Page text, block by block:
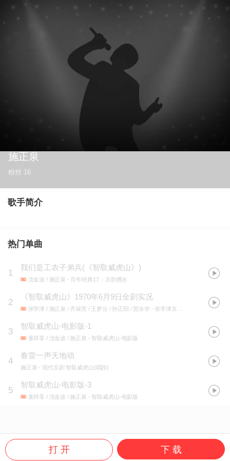
施正泉
粉丝 16
歌手简介
热门单曲
1
我们是工农子弟兵(《智取威虎山》)
沈金波 / 施正泉 - 百年经典17：京韵携永
2
《智取威虎山》1970年6月9日全剧实况
张学津 / 施正泉 / 齐淑芳 / 王梦云 / 孙正阳 / 贺永华 - 张学津京剧音像文献集成
3
智取威虎山-电影版-1
童祥苓 / 沈金波 / 施正泉 - 智取威虎山-电影版
4
春雷一声天地动
施正泉 - 现代京剧 智取威虎山(唱段)
5
智取威虎山-电影版-3
童祥苓 / 沈金波 / 施正泉 - 智取威虎山-电影版
打 开 下 载